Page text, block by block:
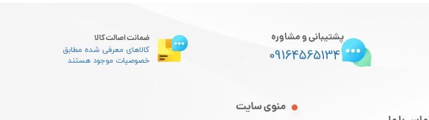
منوی سایت
پشتیبانی و مشاوره
09164565134
ضمانت اصالت کالا
کالاهای معرفی شده مطابق
خصوصیات موجود هستند